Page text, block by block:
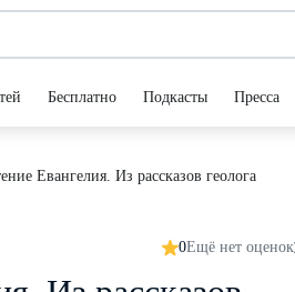
Бесплатно Подкасты Пресса
Евангелия. Из рассказов геолога
0Ещё нет оценок